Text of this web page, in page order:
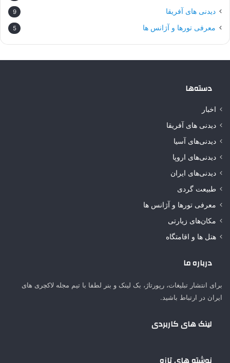
دیدنی های آفریقا 9
معرفی تورها و آژانس ها 5
دسته‌ها
اخبار
دیدنی های آفریقا
دیدنی‌های آسیا
دیدنی‌های اروپا
دیدنی‌های ایران
طبیعت گردی
معرفی تورها و آژانس ها
مکان‌های زیارتی
هتل ها و اقامتگاه
درباره ما
برای انتشار تبلیغات، رپورتاژ، بک لینک و بنر لطفا با تیم مجله لاکچری های
ایران در ارتباط باشید.
لینک های کاربردی